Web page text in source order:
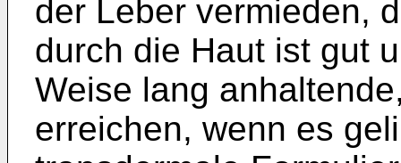
der Leber vermieden,
durch die Haut ist gut
Weise lang
erreichen, wenn es